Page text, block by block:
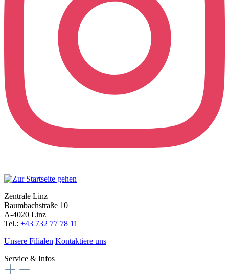
Zentrale Linz
Baumbachstraße 10
A-4020 Linz
Tel.: +43 732 77 78 11
Unsere Filialen Kontaktiere uns
Service & Infos